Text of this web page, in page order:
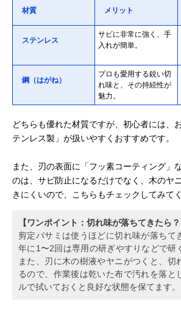
材質 メリット
ステンレス
サビに非常に強く、手
入れが簡単。
鋼（はがね）
プロも愛用する鋭い切
れ味と、その持続性が
魅力。
どちらも優れた材質ですが、初心者には、
テンレス製」が扱いやすくおすすめです。
また、刃の表面に「フッ素コーティング」
のは、サビ防止になるだけでなく、木のヤ
きにくいので、こちらもチェックしてみて
【ワンポイント：切れ味が落ちてきたら？
剪定バサミは使うほどに切れ味が落ちて
年に1〜2回は専用の研ぎやすりなどで研
また、刃に木の樹液やヤニがつくと、切
るので、作業後は乾いた布で汚れを落と
ルで拭いておくと良好な状態を保てます。